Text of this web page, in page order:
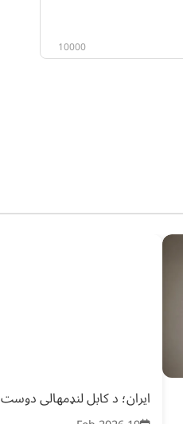
10000
ایران؛ د کابل لنډمهالی دوست